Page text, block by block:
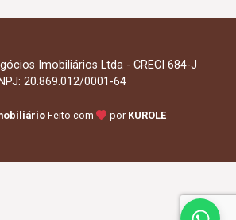
Imobiliários Ltda - CRECI 684-J
20.869.012/0001-64
Feito com por KUROLE